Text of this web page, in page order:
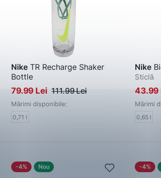
Nike TR Recharge Shaker
Bottle
Sticlă
79.99 Lei 111.99 Lei
Mărimi disponibile:
0,71 l
Nike
Sticlă
43.99
Mărimi
0,65 l
-4% Nou -4%